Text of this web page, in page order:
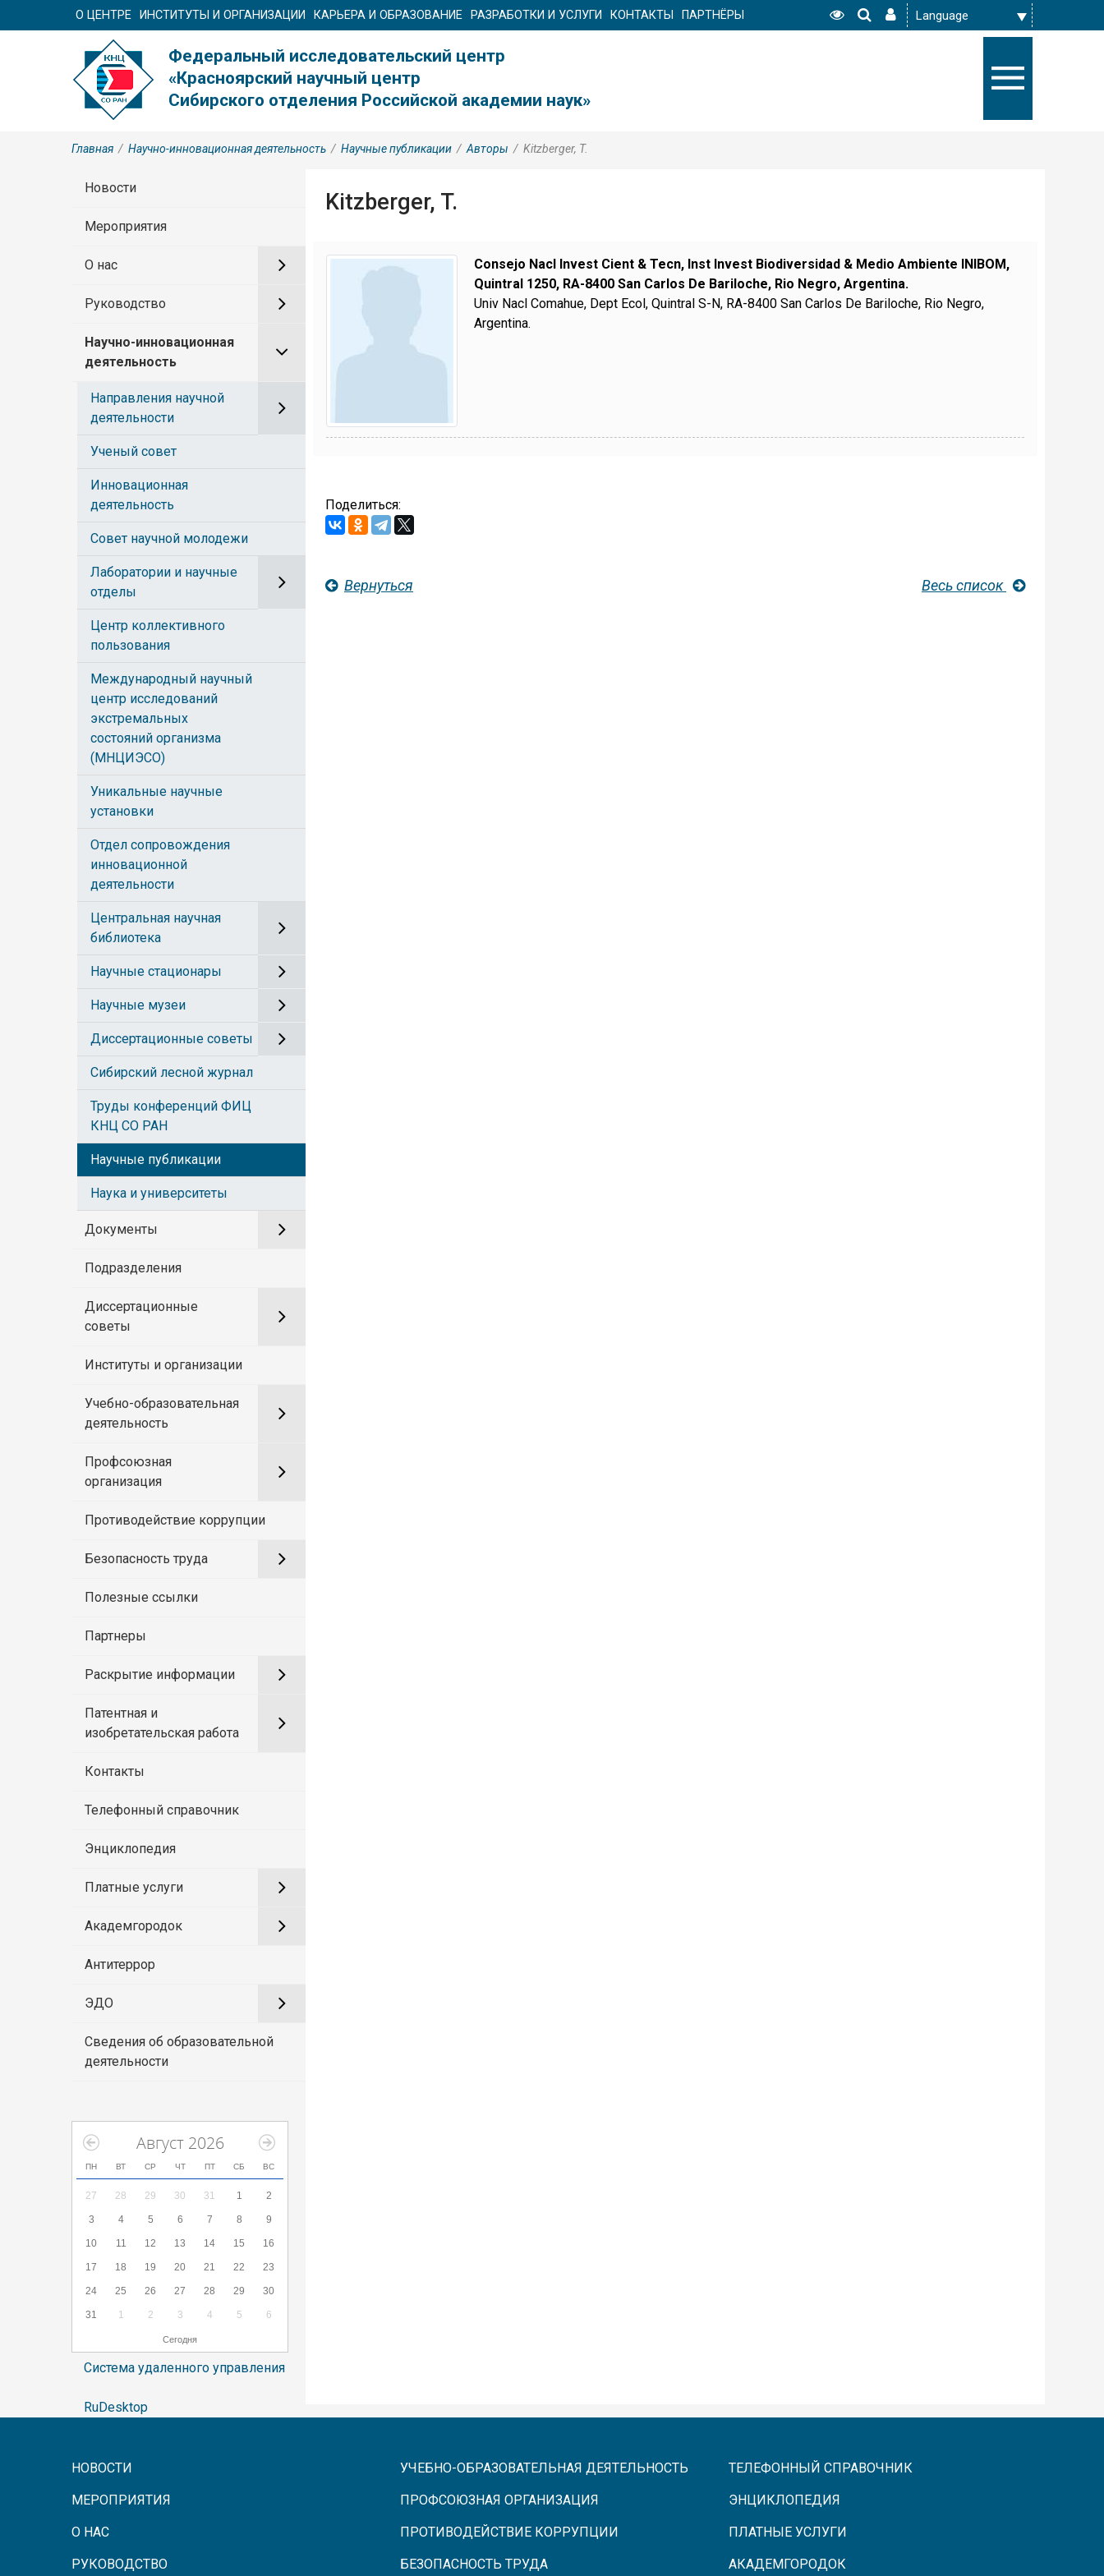
О ЦЕНТРЕ ИНСТИТУТЫ И ОРГАНИЗАЦИИ КАРЬЕРА И ОБРАЗОВАНИЕ РАЗРАБОТКИ И УСЛУГИ КОНТАКТЫ ПАРТНЁРЫ
Федеральный исследовательский центр
«Красноярский научный центр
Сибирского отделения Российской академии наук»
Главная / Научно-инновационная деятельность / Научные публикации / Авторы / Kitzberger, T.
Новости
Мероприятия
О нас
Руководство
Научно-инновационная
деятельность
Направления научной
деятельности
Ученый совет
Инновационная
деятельность
Совет научной молодежи
Лаборатории и научные
отделы
Центр коллективного
пользования
Международный научный
центр исследований
экстремальных
состояний организма
(МНЦИЭСО)
Уникальные научные
установки
Отдел сопровождения
инновационной
деятельности
Центральная научная
библиотека
Научные стационары
Научные музеи
Диссертационные советы
Сибирский лесной журнал
Труды конференций ФИЦ
КНЦ СО РАН
Научные публикации
Наука и университеты
Документы
Подразделения
Диссертационные
советы
Институты и организации
Учебно-образовательная
деятельность
Профсоюзная
организация
Противодействие коррупции
Безопасность труда
Полезные ссылки
Партнеры
Раскрытие информации
Патентная и
изобретательская работа
Контакты
Телефонный справочник
Энциклопедия
Платные услуги
Академгородок
Антитеррор
ЭДО
Сведения об образовательной
деятельности
Август 2026
ПН ВТ СР ЧТ ПТ СБ ВС
27 28 29 30 31 1 2
3 4 5 6 7 8 9
10 11 12 13 14 15 16
17 18 19 20 21 22 23
24 25 26 27 28 29 30
31 1 2 3 4 5 6
Сегодня
Система удаленного управления
RuDesktop
Kitzberger, T.
Consejo Nacl Invest Cient & Tecn, Inst Invest Biodiversidad & Medio Ambiente INIBOM,
Quintral 1250, RA-8400 San Carlos De Bariloche, Rio Negro, Argentina.
Univ Nacl Comahue, Dept Ecol, Quintral S-N, RA-8400 San Carlos De Bariloche, Rio Negro,
Argentina.
Поделиться:
Вернуться Весь список
НОВОСТИ
МЕРОПРИЯТИЯ
О НАС
РУКОВОДСТВО
УЧЕБНО-ОБРАЗОВАТЕЛЬНАЯ ДЕЯТЕЛЬНОСТЬ
ПРОФСОЮЗНАЯ ОРГАНИЗАЦИЯ
ПРОТИВОДЕЙСТВИЕ КОРРУПЦИИ
БЕЗОПАСНОСТЬ ТРУДА
ТЕЛЕФОННЫЙ СПРАВОЧНИК
ЭНЦИКЛОПЕДИЯ
ПЛАТНЫЕ УСЛУГИ
АКАДЕМГОРОДОК